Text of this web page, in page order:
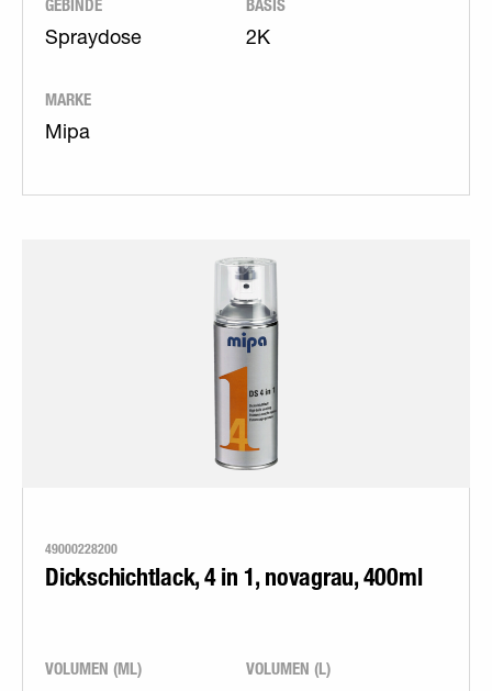
GEBINDE
Spraydose
BASIS
2K
MARKE
Mipa
49000228200
Dickschichtlack, 4 in 1, novagrau, 400ml
VOLUMEN (ML) VOLUMEN (L)